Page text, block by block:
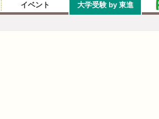
イベント 大学受験 by 東進